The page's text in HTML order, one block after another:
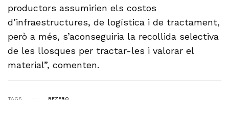
productors assumirien els costos
d’infraestructures, de logística i de tractament,
però a més, s’aconseguiria la recollida selectiva
de les llosques per tractar-les i valorar el
material”, comenten.
TAGS REZERO